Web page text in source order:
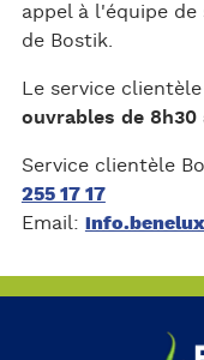
appel à l'équipe
de Bostik.
Le service
ouvrables de 8h30
Service clientèle
255 17 17
Email: